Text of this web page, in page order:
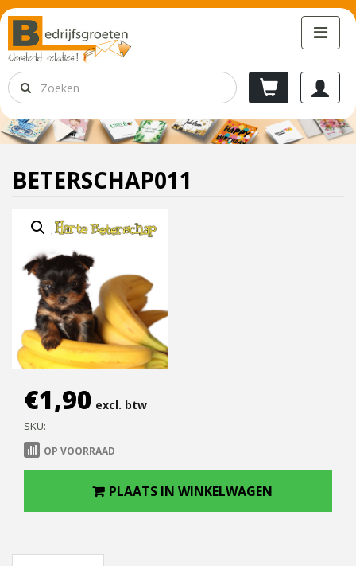
BETERSCHAP011
€1,90 excl. btw
SKU:
OP VOORRAAD
PLAATS IN WINKELWAGEN